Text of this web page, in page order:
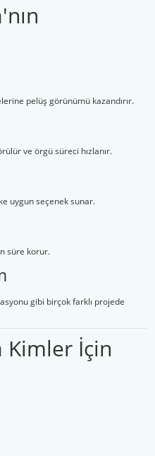
pelüş görünümü kazandırır.
ve örgü süreci hızlanır.
uygun seçenek sunar.
süre korur.
gibi birçok farklı projede
Kimler İçin